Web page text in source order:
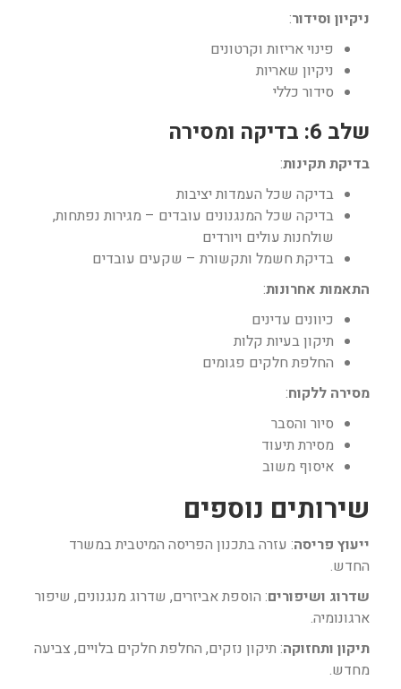
ניקיון וסידור:
פינוי אריזות וקרטונים
ניקיון שאריות
סידור כללי
שלב 6: בדיקה ומסירה
בדיקת תקינות:
בדיקה שכל העמדות יציבות
בדיקה שכל המנגנונים עובדים – מגירות נפתחות,
שולחנות עולים ויורדים
בדיקת חשמל ותקשורת – שקעים עובדים
התאמות אחרונות:
כיוונים עדינים
תיקון בעיות קלות
החלפת חלקים פגומים
מסירה ללקוח:
סיור והסבר
מסירת תיעוד
איסוף משוב
שירותים נוספים
ייעוץ פריסה: עזרה בתכנון הפריסה המיטבית במשרד
החדש.
שדרוג ושיפורים: הוספת אביזרים, שדרוג מנגנונים, שיפור
ארגונומיה.
תיקון ותחזוקה: תיקון נזקים, החלפת חלקים בלויים, צביעה
מחדש.